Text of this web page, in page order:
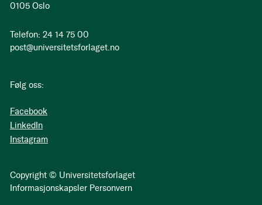
0105 Oslo
Telefon: 24 14 75 00
post@universitetsforlaget.no
Følg oss:
Facebook
LinkedIn
Instagram
Copyright © Universitetsforlaget
Informasjonskapsler Personvern